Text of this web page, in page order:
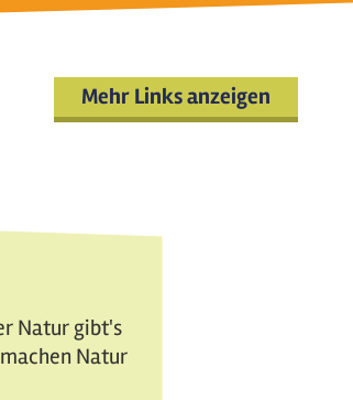
Mehr Links anzeigen
Natur gibt's
Natur